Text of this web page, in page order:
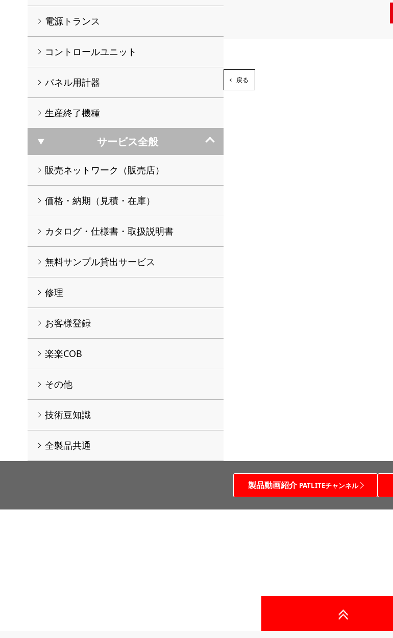
戻る
電源トランス
コントロールユニット
パネル用計器
生産終了機種
サービス全般
販売ネットワーク（販売店）
価格・納期（見積・在庫）
カタログ・仕様書・取扱説明書
無料サンプル貸出サービス
修理
お客様登録
楽楽COB
その他
技術豆知識
全製品共通
製品動画紹介 PATLITEチャンネル